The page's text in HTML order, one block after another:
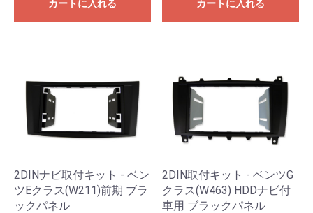
カートに入れる カートに入れる
2DINナビ取付キット - ベン
ツEクラス(W211)前期 ブラ
ックパネル
2DIN取付キット - ベンツG
クラス(W463) HDDナビ付
車用 ブラックパネル